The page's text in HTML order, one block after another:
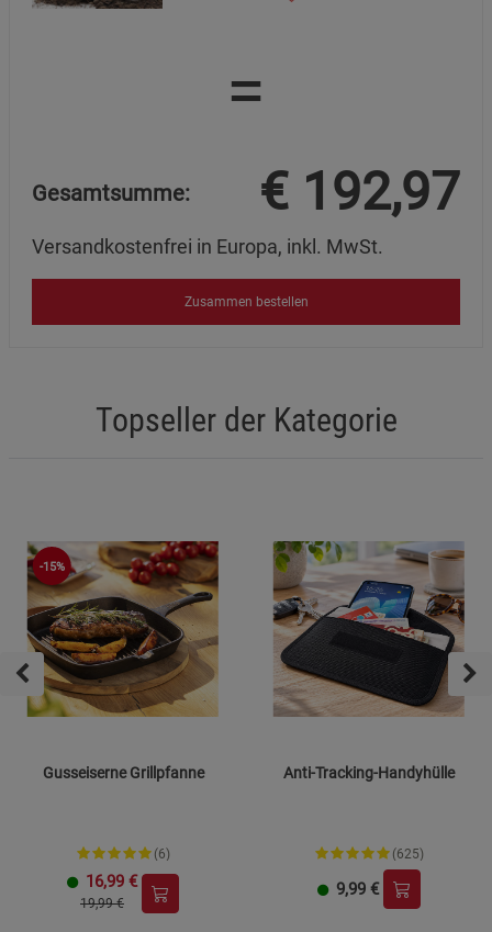
=
Gesamtsumme: € 192,97
Versandkostenfrei in Europa, inkl. MwSt.
Zusammen bestellen
Topseller der Kategorie
-15%
Gusseiserne Grillpfanne
(6)
16,99 €
19,99 €
Anti-Tracking-Handyhülle
(625)
9,99 €